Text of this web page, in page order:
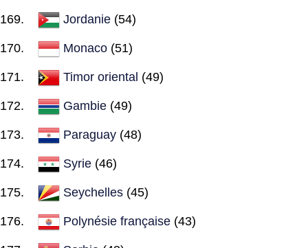
Jordanie (54)
Monaco (51)
Timor oriental (49)
Gambie (49)
Paraguay (48)
Syrie (46)
Seychelles (45)
Polynésie française (43)